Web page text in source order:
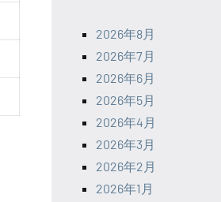
2026年8月
2026年7月
2026年6月
2026年5月
2026年4月
2026年3月
2026年2月
2026年1月